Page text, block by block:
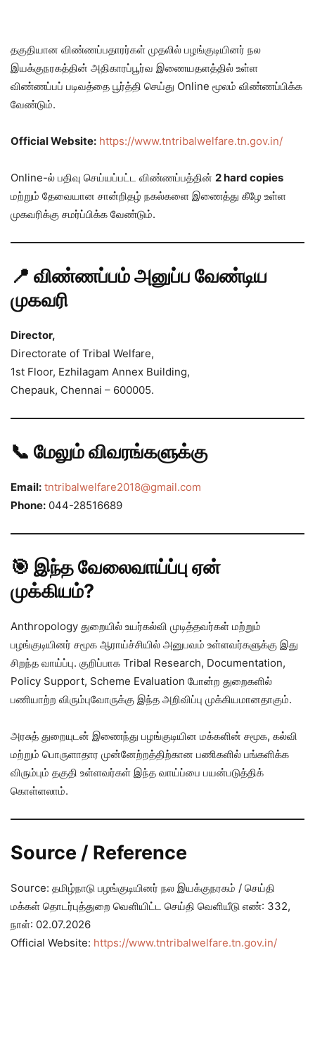
தகுதியான விண்ணப்பதாரர்கள் முதலில் பழங்குடியினர் நல
இயக்குநரகத்தின் அதிகாரப்பூர்வ இணையதளத்தில் உள்ள
விண்ணப்பப் படிவத்தை பூர்த்தி செய்து Online மூலம் விண்ணப்பிக்க
வேண்டும்.
Official Website: https://www.tntribalwelfare.tn.gov.in/
Online-ல் பதிவு செய்யப்பட்ட விண்ணப்பத்தின் 2 hard copies
மற்றும் தேவையான சான்றிதழ் நகல்களை இணைத்து கீழே உள்ள
முகவரிக்கு சமர்ப்பிக்க வேண்டும்.
📍 விண்ணப்பம் அனுப்ப வேண்டிய
முகவரி
Director,
Directorate of Tribal Welfare,
1st Floor, Ezhilagam Annex Building,
Chepauk, Chennai – 600005.
📞 மேலும் விவரங்களுக்கு
Email: tntribalwelfare2018@gmail.com
Phone: 044-28516689
🎯 இந்த வேலைவாய்ப்பு ஏன்
முக்கியம்?
Anthropology துறையில் உயர்கல்வி முடித்தவர்கள் மற்றும்
பழங்குடியினர் சமூக ஆராய்ச்சியில் அனுபவம் உள்ளவர்களுக்கு இது
சிறந்த வாய்ப்பு. குறிப்பாக Tribal Research, Documentation,
Policy Support, Scheme Evaluation போன்ற துறைகளில்
பணியாற்ற விரும்புவோருக்கு இந்த அறிவிப்பு முக்கியமானதாகும்.
அரசுத் துறையுடன் இணைந்து பழங்குடியின மக்களின் சமூக, கல்வி
மற்றும் பொருளாதார முன்னேற்றத்திற்கான பணிகளில் பங்களிக்க
விரும்பும் தகுதி உள்ளவர்கள் இந்த வாய்ப்பை பயன்படுத்திக்
கொள்ளலாம்.
Source / Reference
Source: தமிழ்நாடு பழங்குடியினர் நல இயக்குநரகம் / செய்தி
மக்கள் தொடர்புத்துறை வெளியிட்ட செய்தி வெளியீடு எண்: 332,
நாள்: 02.07.2026
Official Website: https://www.tntribalwelfare.tn.gov.in/